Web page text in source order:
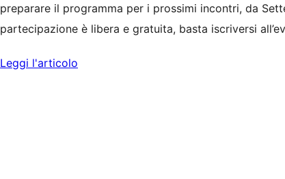
preparare il programma per i prossimi incontri, da
partecipazione è libera e gratuita, basta iscriversi
Leggi l'articolo